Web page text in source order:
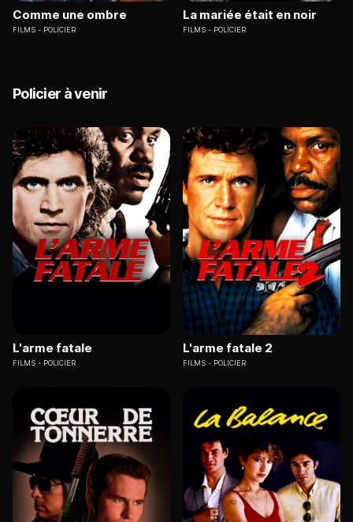
Comme une ombre
FILMS POLICIER
La mariée était en noir
FILMS POLICIER
Policier à venir
L'arme fatale
FILMS POLICIER
L'arme fatale 2
FILMS POLICIER